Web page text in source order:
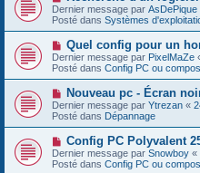
s
a
g
e
u
m
e
s
s
a
g
e
o
u
v
a
u
m
e
s
a
g
e
Dernier message par AsDePique
Posté dans Systèmes
N
o
u
v
e
a
u
m
e
s
s
a
Quel config pour un
Dernier message par PixelMaZe
Posté dans Config PC ou
N
o
u
v
a
u
m
Nouveau pc - Écran
Dernier message par Ytrezan «
Posté dans Dépannage
N
o
u
v
Config PC Polyvalent
Dernier message par Snowboy «
Posté dans Config PC ou